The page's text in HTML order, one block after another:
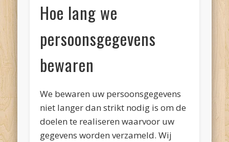
Hoe lang we
persoonsgegevens
bewaren
We bewaren uw persoonsgegevens
niet langer dan strikt nodig is om de
doelen te realiseren waarvoor uw
gegevens worden verzameld. Wij